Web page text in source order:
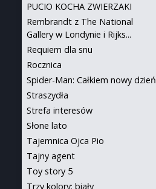
PUCIO KOCHA ZWIERZAKI
Rembrandt z The National
Gallery w Londynie i Rijks...
Requiem dla snu
Rocznica
Spider-Man: Całkiem nowy dzień
Straszydła
Strefa interesów
Słone lato
Tajemnica Ojca Pio
Tajny agent
Toy story 5
Trzy kolory: biały